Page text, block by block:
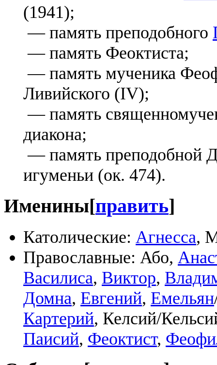
(1941);
— память преподобного
— память Феоктиста;
— память мученика
Ливийского (IV);
— память
диакона;
— память преподобной
игуменьи (ок. 474).
Именины[править]
Католические: Агнесса,
Православные: Або,
Василиса, Виктор,
Домна, Евгений, Емельян
Картерий, Келсий/
Паисий, Феоктист,